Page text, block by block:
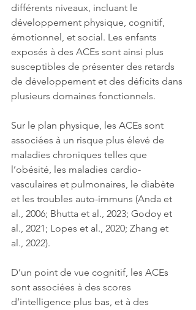
différents niveaux, incluant le
développement physique, cognitif,
émotionnel, et social. Les enfants
exposés à des ACEs sont ainsi plus
susceptibles de présenter des retards
de développement et des déficits dans
plusieurs domaines fonctionnels.
Sur le plan physique, les ACEs sont
associées à un risque plus élevé de
maladies chroniques telles que
l’obésité, les maladies cardio-
vasculaires et pulmonaires, le diabète
et les troubles auto-immuns (Anda et
al., 2006; Bhutta et al., 2023; Godoy et
al., 2021; Lopes et al., 2020; Zhang et
al., 2022).
D’un point de vue cognitif, les ACEs
sont associées à des scores
d’intelligence plus bas, et à des